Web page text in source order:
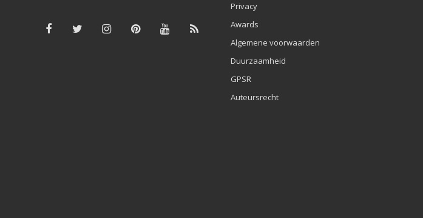
Privacy
Awards
Algemene voorwaarden
Duurzaamheid
GPSR
Auteursrecht